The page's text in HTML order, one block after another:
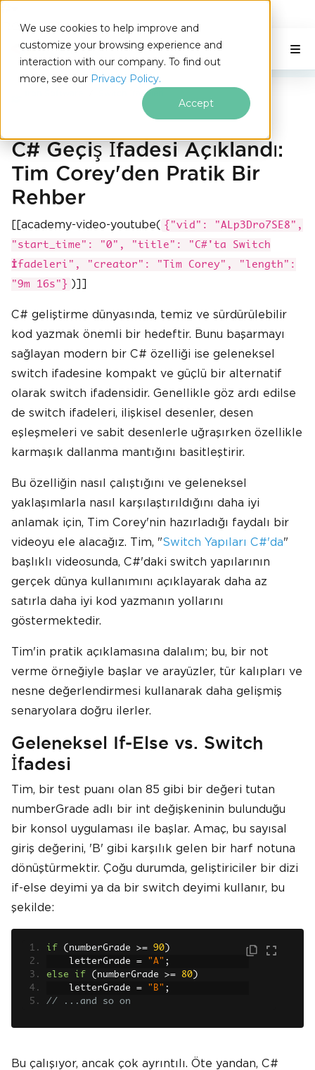
We use cookies to help improve and
customize your browsing experience and
interaction with our company. To find out
more, see our Privacy Policy.
Accept
IRONSOFTWARE
Altbilgi içeriğine atla
C# Application
Bu Sayfada
Switch İfadeleri
C# Geçiş İfadesi Açıklandı:
Tim Corey'den Pratik Bir
Rehber
[[academy-video-youtube( {"vid": "ALp3Dro7SE8",
"start_time": "0", "title": "C#'ta Switch
İfadeleri", "creator": "Tim Corey", "length":
"9m 16s"} )]]
C# geliştirme dünyasında, temiz ve sürdürülebilir
kod yazmak önemli bir hedeftir. Bunu başarmayı
sağlayan modern bir C# özelliği ise geleneksel
switch ifadesine kompakt ve güçlü bir alternatif
olarak switch ifadensidir. Genellikle göz ardı edilse
de switch ifadeleri, ilişkisel desenler, desen
eşleşmeleri ve sabit desenlerle uğraşırken özellikle
karmaşık dallanma mantığını basitleştirir.
Bu özelliğin nasıl çalıştığını ve geleneksel
yaklaşımlarla nasıl karşılaştırıldığını daha iyi
anlamak için, Tim Corey'nin hazırladığı faydalı bir
videoyu ele alacağız. Tim, "Switch Yapıları C#'da"
başlıklı videosunda, C#'daki switch yapılarının
gerçek dünya kullanımını açıklayarak daha az
satırla daha iyi kod yazmanın yollarını
göstermektedir.
Tim'in pratik açıklamasına dalalım; bu, bir not
verme örneğiyle başlar ve arayüzler, tür kalıpları ve
nesne değerlendirmesi kullanarak daha gelişmiş
senaryolara doğru ilerler.
Geleneksel If-Else vs. Switch
İfadesi
Tim, bir test puanı olan 85 gibi bir değeri tutan
numberGrade adlı bir int değişkeninin bulunduğu
bir konsol uygulaması ile başlar. Amaç, bu sayısal
giriş değerini, 'B' gibi karşılık gelen bir harf notuna
dönüştürmektir. Çoğu durumda, geliştiriciler bir dizi
if-else deyimi ya da bir switch deyimi kullanır, bu
şekilde:
if ( numberGrade >= 90 )
    letterGrade
= "A" ;
else
if ( numberGrade >= 80 )
    letterGrade
= "B" ;
// ...and so on
Bu çalışıyor, ancak çok ayrıntılı. Öte yandan, C#